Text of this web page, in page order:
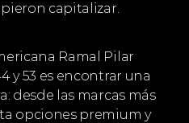
capitalizar.
Ramal Pilar
y 53 es encontrar una
desde las marcas más
opciones premium y